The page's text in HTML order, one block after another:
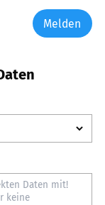
Melden